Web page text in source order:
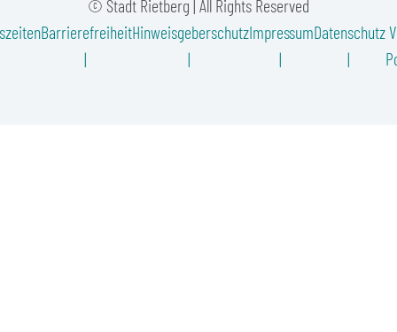
© Stadt Rietberg | All Rights Reserved
BarrierefreiheitHinweisgeberschutzImpressumDatenschutz